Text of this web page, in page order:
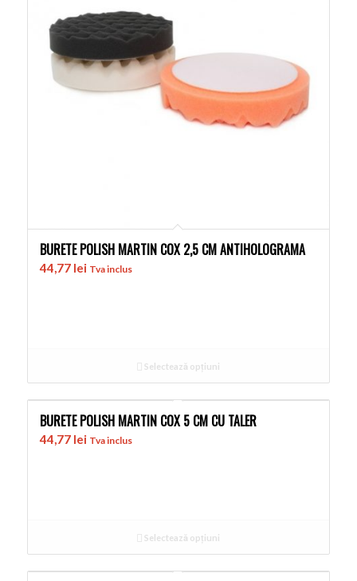
BURETE POLISH MARTIN COX 2,5 CM ANTIHOLOGRAMA
44,77 lei Tva inclus
Selectează opțiuni
BURETE POLISH MARTIN COX 5 CM CU TALER
44,77 lei Tva inclus
Selectează opțiuni